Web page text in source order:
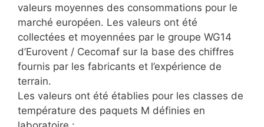
valeurs moyennes des consommations pour le
marché européen. Les valeurs ont été
collectées et moyennées par le groupe WG14
d’Eurovent / Cecomaf sur la base des chiffres
fournis par les fabricants et l’expérience de
terrain.
Les valeurs ont été établies pour les classes de
température des paquets M définies en